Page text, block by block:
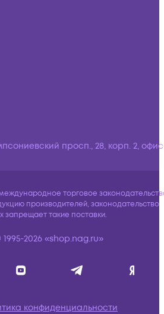
просп., 28, корп. 2,
торговое
производителей, законодательство
запрещает такие поставки.
2026 «shop.nag.ru»
конфиденциальности